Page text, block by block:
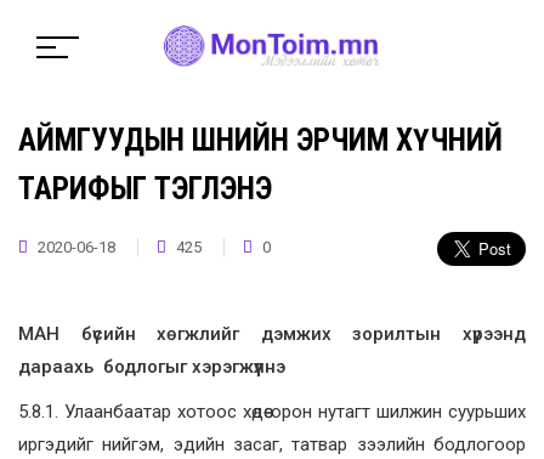
АЙМГУУДЫН ШӨНИЙН ЭРЧИМ ХҮЧНИЙ
ТАРИФЫГ ТЭГЛЭНЭ
2020-06-18 425 0
МАН бүсийн хөгжлийг дэмжихзорилтын хүрээнд
дараахь бодлогыг хэрэгжүүлнэ
5.8.1. Улаанбаатар хотоос хөдөө орон нутагт шилжин суурьших
иргэдийг нийгэм, эдийн засаг, татвар зээлийн бодлогоор